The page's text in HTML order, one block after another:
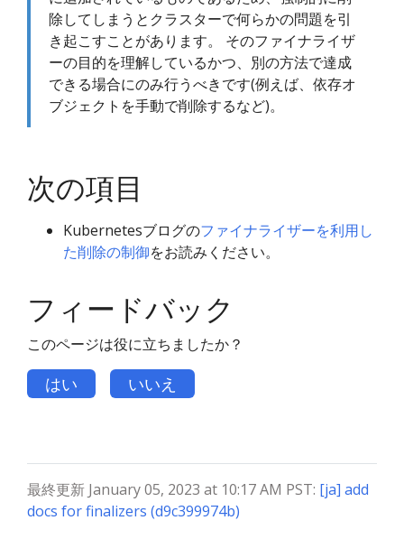
除してしまうとクラスターで何らかの問題を引
き起こすことがあります。 そのファイナライザ
ーの目的を理解しているかつ、別の方法で達成
できる場合にのみ行うべきです(例えば、依存オ
ブジェクトを手動で削除するなど)。
次の項目
Kubernetesブログのファイナライザーを利用し
た削除の制御をお読みください。
フィードバック
このページは役に立ちましたか？
はい いいえ
最終更新 January 05, 2023 at 10:17 AM PST: [ja] add
docs for finalizers (d9c399974b)